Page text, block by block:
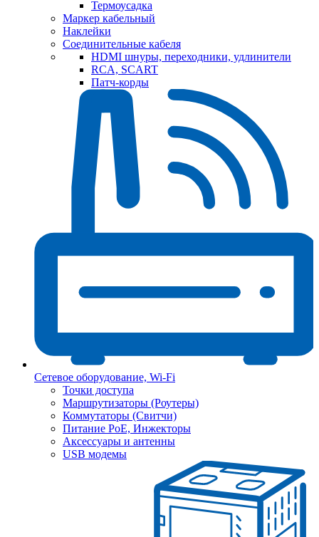
Термоусадка
Маркер кабельный
Наклейки
Соединительные кабеля
HDMI шнуры, переходники, удлинители
RCA, SCART
Патч-корды
Сетевое оборудование, Wi-Fi
Точки доступа
Маршрутизаторы (Роутеры)
Коммутаторы (Свитчи)
Питание PoE, Инжекторы
Аксессуары и антенны
USB модемы